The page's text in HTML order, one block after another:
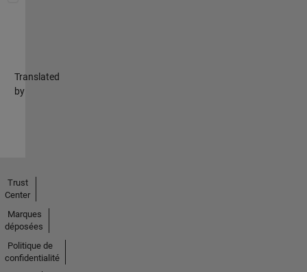
Translated
by
Trust
Center
Marques
déposées
Politique de
confidentialité